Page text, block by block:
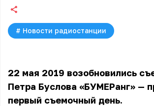
# Новости радиостанции
22 мая 2019 возобновились
Петра Буслова «БУМЕРанг» —
первый съемочный день.